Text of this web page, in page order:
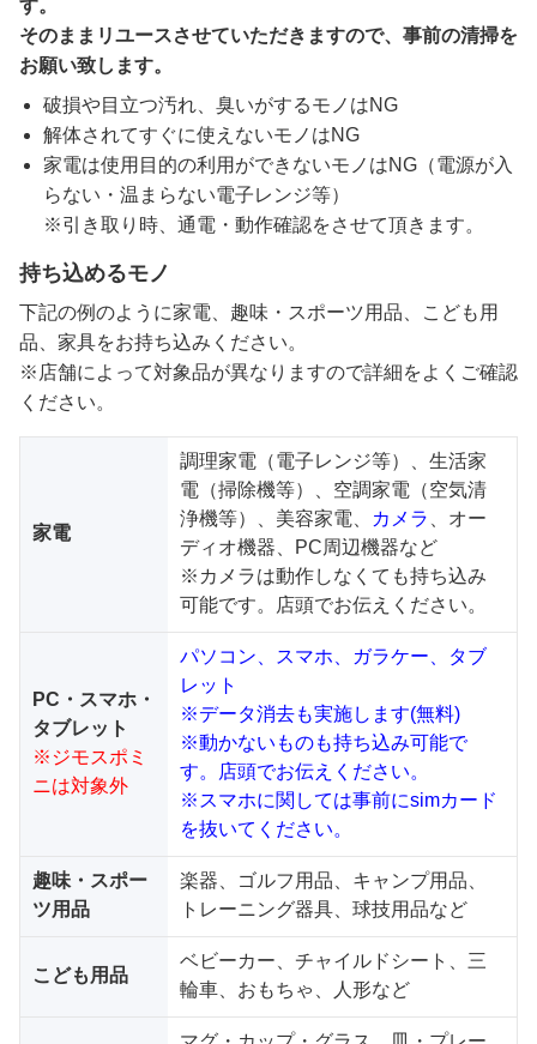
す。
そのままリユースさせていただきますので、事前の清掃を
お願い致します。
破損や目立つ汚れ、臭いがするモノはNG
解体されてすぐに使えないモノはNG
家電は使用目的の利用ができないモノはNG（電源が入
らない・温まらない電子レンジ等）
※引き取り時、通電・動作確認をさせて頂きます。
持ち込めるモノ
下記の例のように家電、趣味・スポーツ用品、こども用
品、家具をお持ち込みください。
※店舗によって対象品が異なりますので詳細をよくご確認
ください。
家電
調理家電（電子レンジ等）、生活家
電（掃除機等）、空調家電（空気清
浄機等）、美容家電、
カメラ
、オー
ディオ機器、PC周辺機器など
※カメラは動作しなくても持ち込み
可能です。店頭でお伝えください。
PC・スマホ・
タブレット
※ジモスポミ
ニは対象外
パソコン、スマホ、ガラケー、タブ
レット
※データ消去も実施します(無料)
※動かないものも持ち込み可能で
す。店頭でお伝えください。
※スマホに関しては事前にsimカード
を抜いてください。
趣味・スポー
ツ用品
楽器、ゴルフ用品、キャンプ用品、
トレーニング器具、球技用品など
こども用品
ベビーカー、チャイルドシート、三
輪車、おもちゃ、人形など